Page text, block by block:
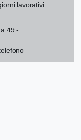
lavorativi
49.-